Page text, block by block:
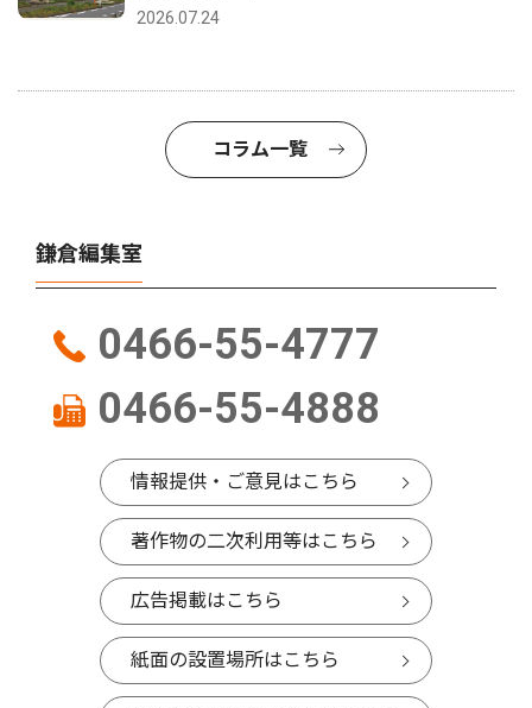
2026.07.24
コラム一覧
鎌倉編集室
0466-55-4777
0466-55-4888
情報提供・ご意見はこちら
著作物の二次利用等はこちら
広告掲載はこちら
紙面の設置場所はこちら